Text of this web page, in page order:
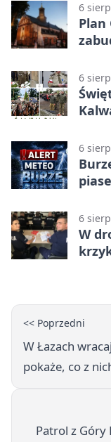
6
Plan
6
6
6
W
<< Poprzedni
W Łazach
pokaże, co z
Patrol z Góry